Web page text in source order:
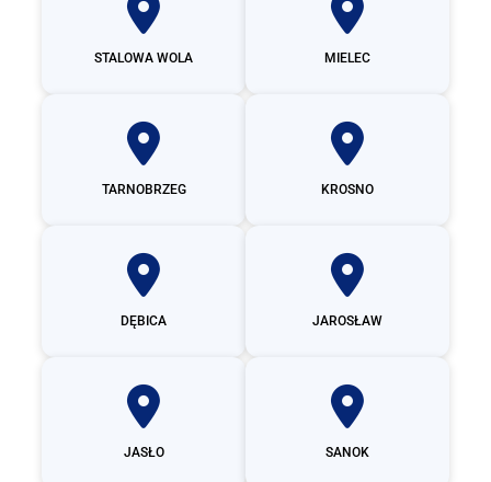
STALOWA WOLA MIELEC
TARNOBRZEG KROSNO
DĘBICA JAROSŁAW
JASŁO SANOK